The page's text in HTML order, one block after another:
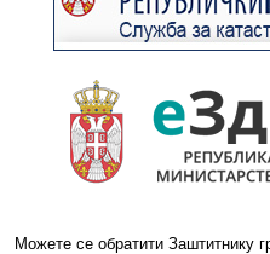
Можете се обратити Заштитнику